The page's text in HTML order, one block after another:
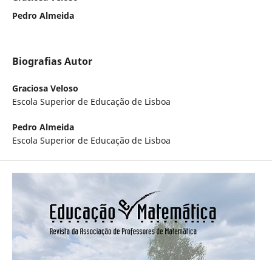
Pedro Almeida
Biografias Autor
Graciosa Veloso
Escola Superior de Educação de Lisboa
Pedro Almeida
Escola Superior de Educação de Lisboa